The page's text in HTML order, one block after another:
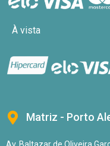
À vista
Matriz - Porto